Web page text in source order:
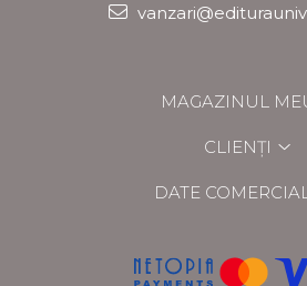
MAGAZINUL
CLIENȚI
DATE